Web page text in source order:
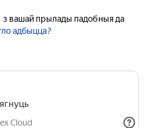
з вашай прылады падобныя да
адбыцца?
Cloud